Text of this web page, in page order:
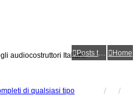
Posts toplist
Home
di qualsiasi tipo